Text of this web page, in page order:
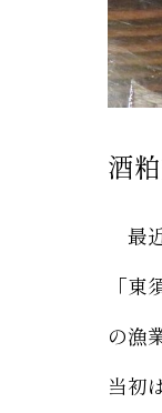
酒
最
「
の漁
当初